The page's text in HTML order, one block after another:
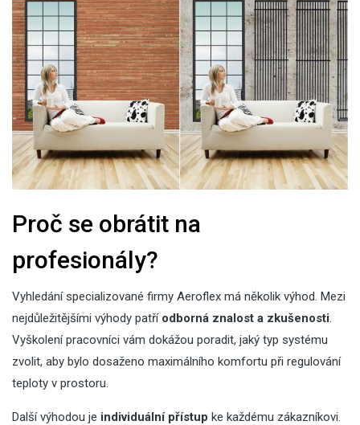
Proč se obrátit na
profesionály?
Vyhledání specializované firmy Aeroflex má několik výhod. Mezi
nejdůležitějšími výhody patří odborná znalost a zkušenosti
Vyškolení pracovníci vám dokážou poradit, jaký typ systému
zvolit, aby bylo dosaženo maximálního komfortu při regulování
teploty v prostoru.
Další výhodou je individuální přístup ke každému zákazníkovi.